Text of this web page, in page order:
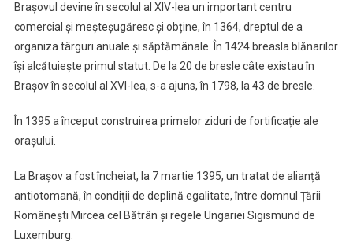
Brașovul devine în secolul al XIV-lea un important centru
comercial și meșteșugăresc și obține, în 1364, dreptul de a
organiza târguri anuale și săptămânale. În 1424 breasla blănarilor
își alcătuiește primul statut. De la 20 de bresle câte existau în
Brașov în secolul al XVI-lea, s-a ajuns, în 1798, la 43 de bresle.
În 1395 a început construirea primelor ziduri de fortificație ale
orașului.
La Brașov a fost încheiat, la 7 martie 1395, un tratat de alianță
antiotomană, în condiții de deplină egalitate, între domnul Țării
Românești Mircea cel Bătrân și regele Ungariei Sigismund de
Luxemburg.